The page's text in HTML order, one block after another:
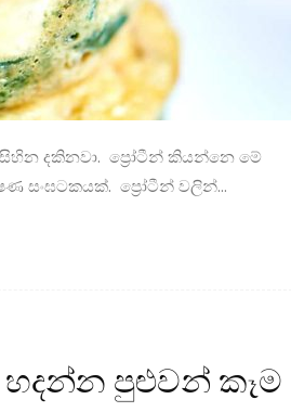
දකිනවා. ප්‍රෝටීන් කියන්නෙ මේ
සංඝටකයක්. ප්‍රෝටීන් වලින්...
පුළුවන් කෑම